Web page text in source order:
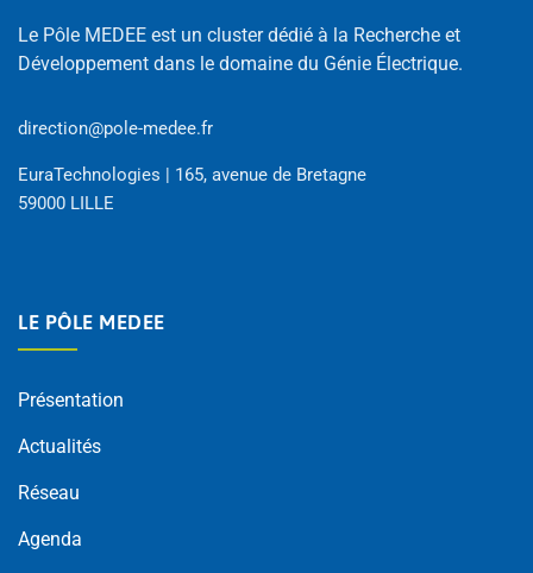
Le Pôle MEDEE est un cluster dédié à la Recherche et
Développement dans le domaine du Génie Électrique.
direction@pole-medee.fr
EuraTechnologies | 165, avenue de Bretagne
59000 LILLE
LE PÔLE MEDEE
Présentation
Actualités
Réseau
Agenda